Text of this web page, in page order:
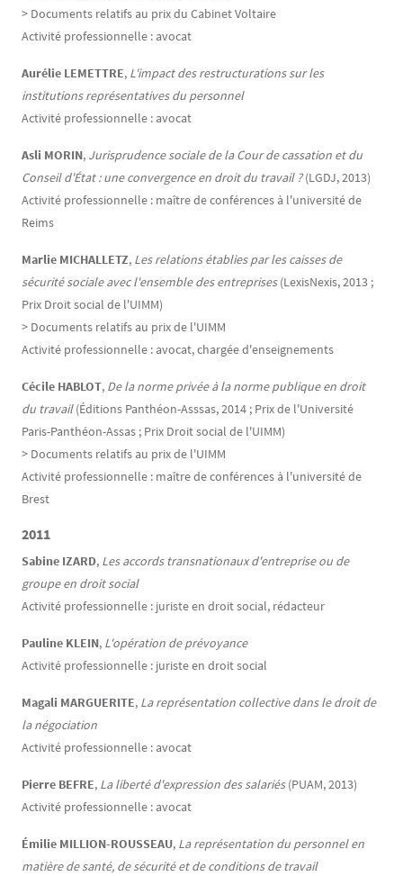
> Documents relatifs au prix du Cabinet Voltaire
Activité professionnelle : avocat
Aurélie LEMETTRE, L'impact des restructurations sur les
institutions représentatives du personnel
Activité professionnelle : avocat
Asli MORIN, Jurisprudence sociale de la Cour de cassation et du
Conseil d'État : une convergence en droit du travail ?(LGDJ, 2013)
Activité professionnelle : maître de conférences à l'université de
Reims
Marlie MICHALLETZ, Les relations établies par les caisses de
sécurité sociale avec l'ensemble des entreprises(LexisNexis, 2013 ;
Prix Droit social de l'UIMM)
> Documents relatifs au prix de l'UIMM
Activité professionnelle : avocat, chargée d'enseignements
Cécile HABLOT, De la norme privée à la norme publique en droit
du travail(Éditions Panthéon-Asssas, 2014 ; Prix de l'Université
Paris-Panthéon-Assas ; Prix Droit social de l'UIMM)
> Documents relatifs au prix de l'UIMM
Activité professionnelle : maître de conférences à l'université de
Brest
2011
Sabine IZARD, Les accords transnationaux d'entreprise ou de
groupe en droit social
Activité professionnelle : juriste en droit social, rédacteur
Pauline KLEIN, L'opération de prévoyance
Activité professionnelle : juriste en droit social
Magali MARGUERITE, La représentation collective dans le droit de
la négociation
Activité professionnelle : avocat
Pierre BEFRE, La liberté d'expression des salariés(PUAM, 2013)
Activité professionnelle : avocat
Émilie MILLION-ROUSSEAU, La représentation du personnel en
matière de santé, de sécurité et de conditions de travail